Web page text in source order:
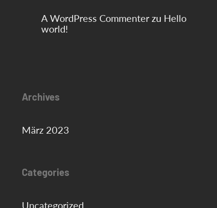
A WordPress Commenterzu Hello
world!
Archives
März 2023
Categories
Uncategorized